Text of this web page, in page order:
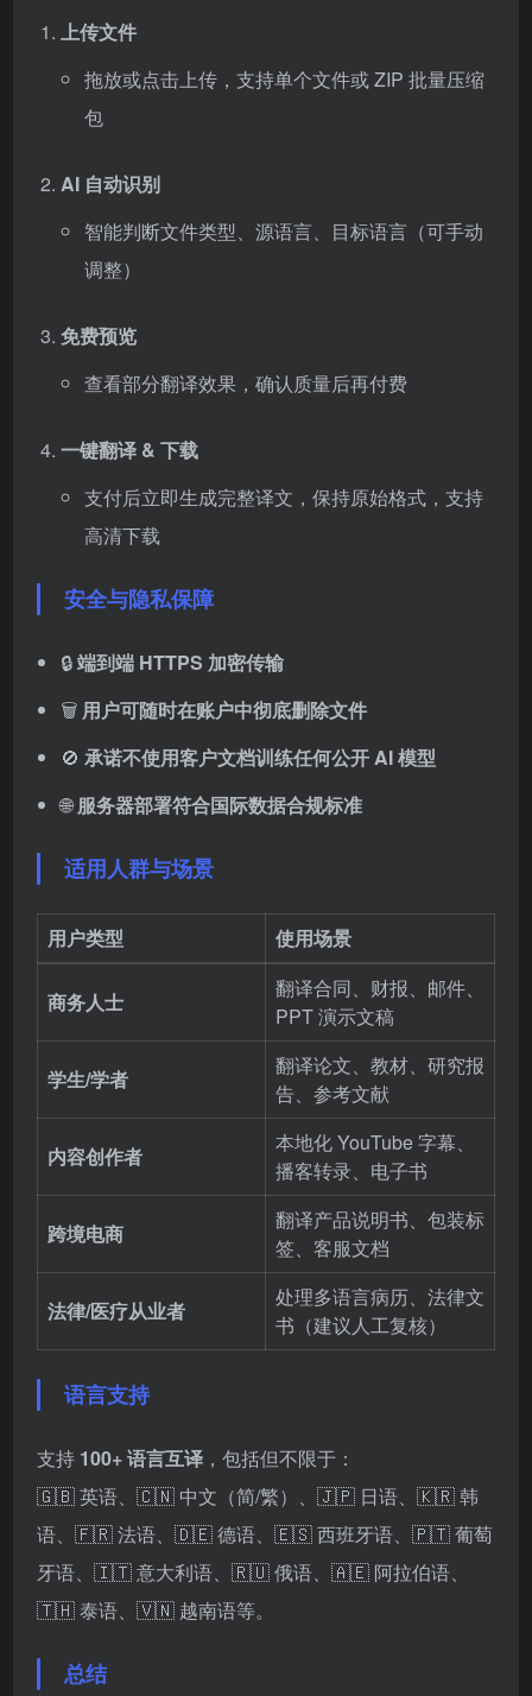
上传文件
拖放或点击上传，支持单个文件或 ZIP 批量压缩
包
AI 自动识别
智能判断文件类型、源语言、目标语言（可手动
调整）
免费预览
查看部分翻译效果，确认质量后再付费
一键翻译 & 下载
支付后立即生成完整译文，保持原始格式，支持
高清下载
安全与隐私保障
🔒端到端 HTTPS 加密传输
🗑️ 用户可随时在账户中彻底删除文件
🚫 承诺不使用客户文档训练任何公开 AI 模型
🌐服务器部署符合国际数据合规标准
适用人群与场景
用户类型 使用场景
商务人士
翻译合同、财报、邮件、
PPT 演示文稿
学生/学者
翻译论文、教材、研究报
告、参考文献
内容创作者
本地化 YouTube 字幕、
播客转录、电子书
跨境电商
翻译产品说明书、包装标
签、客服文档
法律/医疗从业者
处理多语言病历、法律文
书（建议人工复核）
语言支持
支持 100+ 语言互译 ，包括但不限于：
🇬🇧 英语、🇨🇳 中文（简/繁）、🇯🇵 日语、🇰🇷 韩
语、🇫🇷 法语、🇩🇪 德语、🇪🇸 西班牙语、🇵🇹 葡萄
牙语、🇮🇹 意大利语、🇷🇺 俄语、🇦🇪 阿拉伯语、
🇹🇭 泰语、🇻🇳 越南语等。
总结